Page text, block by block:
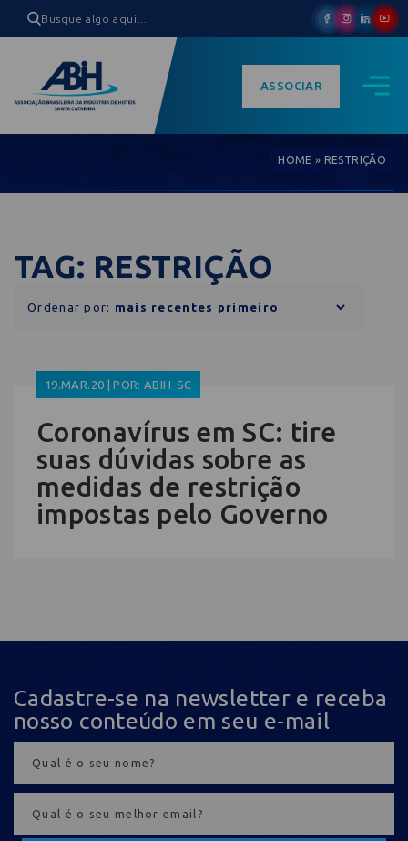
ASSOCIAR
HOME » RESTRIÇÃO
TAG: RESTRIÇÃO
Ordenar por:
19.MAR.20 | POR: ABIH-SC
Coronavírus em SC: tire
suas dúvidas sobre as
medidas de restrição
impostas pelo Governo
Cadastre-se na newsletter e receba
nosso conteúdo em seu e-mail